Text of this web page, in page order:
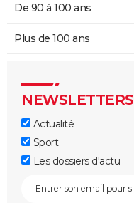
De 90 à 100 ans
Plus de 100 ans
NEWSLETTERS
Actualité
Sport
Les dossiers d'actu